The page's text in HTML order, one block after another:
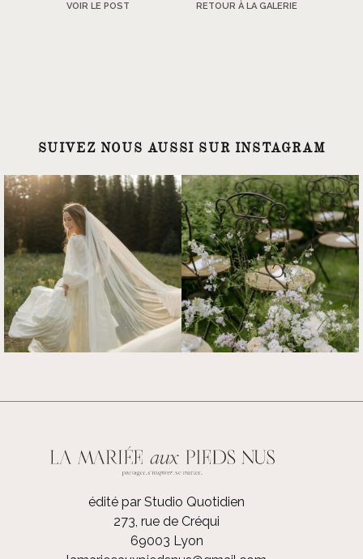
VOIR LE POST RETOUR À LA GALERIE
SUIVEZ NOUS AUSSI SUR INSTAGRAM
édité par Studio Quotidien
273, rue de Créqui
69003 Lyon